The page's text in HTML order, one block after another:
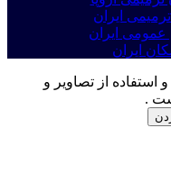
ایران
عمومی ایران
ایران
از تصاویر و
.